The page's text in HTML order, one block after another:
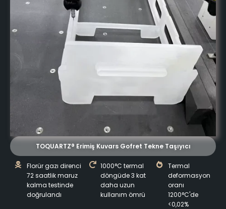
TOQUARTZ® Erimiş Kuvars Gofret Tekne Taşıyıcı
Florür gazı direnci
72 saatlik maruz
kalma testinde
doğrulandı
1000°C termal
döngüde 3 kat
daha uzun
kullanım ömrü
Termal
deformasyon
oranı
1200°C'de
<0,02%